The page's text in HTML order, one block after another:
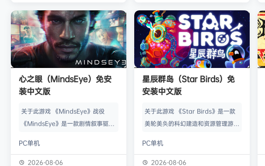
机。 无需为每一款游戏单独付费，
只需支付一次工具费用或订阅费，即
可永久访问工具库内的成千上万款游
戏，包括昂贵的3A大作。 极大地降
低了玩游戏的经济门槛，让玩家可以
无压力地尝试各种类型的游戏。操
作…
修改器原作者都入驻了，所以修改器
内容更新应该也是最全、最及时的。
千款游戏听起来不多，但其实已经涵
盖了主流热门游戏【资源名称】：w
emod pro【资源版本】：【资源
大…
心之眼（MindsEye）免安
装中文版
关于此游戏 《MindsEye》战役
《MindsEye》是一款剧情叙事驱动
背景设定在近未来沙漠城市红石城。
你将扮演雅各布·迪亚兹——一名退
PC单机
2026-08-06
星辰群岛（Star Birds）免
安装中文版
关于此游戏 《Star Birds》是一款
美轮美奂的科幻建造和资源管理游
群繁盛起来。不论是熟知此类题材的
老手玩家，还是只想浅尝神游太空滋
PC单机
2026-08-06